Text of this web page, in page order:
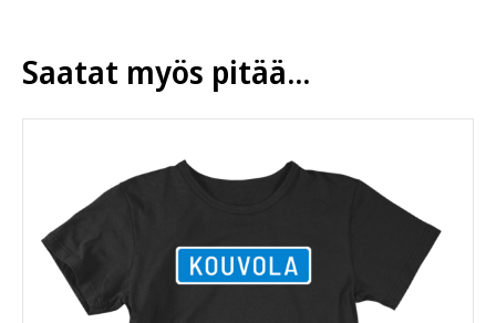
Jotkut muut tuotteemme lähtevät eri varastolta ja niillä
on eri toimitusaika (lukee tuotesivulla). Eli vaikka
Tuotteella on 14 vuorokauden palautusaika siitä, kun
tuote on toimitettu. Mikäli tuotteessa on valmistusvirhe
tai se on vaurioitunut lähetyksessä, saat korvaavan
tuotteen tilalle tai sen hinta korvataan kokonaan tai
osittain. Asiakkaalla on vaihto-oikeus toiseen
samankaltaiseen tuotteeseen, tai eri tuotteeseen. Mikäli
Saatat myös pitää...